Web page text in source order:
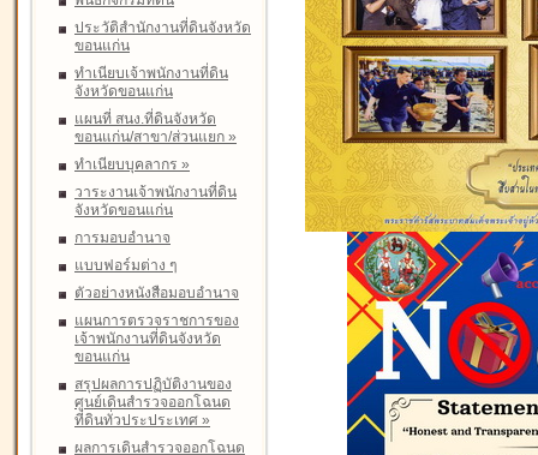
ประวัติสำนักงานที่ดินจังหวัด
ขอนแก่น
ทำเนียบเจ้าพนักงานที่ดิน
จังหวัดขอนแก่น
แผนที่ สนง.ที่ดินจังหวัด
ขอนแก่น/สาขา/ส่วนแยก »
ทำเนียบบุคลากร »
วาระงานเจ้าพนักงานที่ดิน
จังหวัดขอนแก่น
การมอบอำนาจ
แบบฟอร์มต่าง ๆ
ตัวอย่างหนังสือมอบอำนาจ
แผนการตรวจราชการของ
เจ้าพนักงานที่ดินจังหวัด
ขอนแก่น
สรุปผลการปฏิบัติงานของ
ศูนย์เดินสำรวจออกโฉนด
ที่ดินทั่วประประเทศ »
ผลการเดินสำรวจออกโฉนด